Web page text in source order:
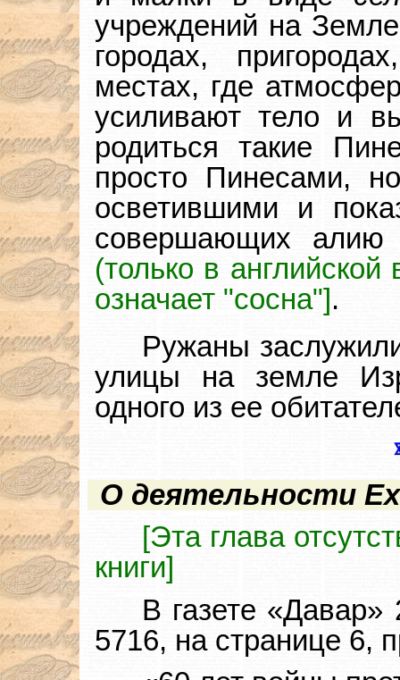
учреждений на
городах,
местах, где
усиливают тело и
родиться такие
просто Пинесами,
осветившими и
совершающих
(только в
означает "сосна"].
Ружаны
улицы на земле
одного из ее
О деятельности
[Эта глава
книги]
В газете «Давар»
5716, на странице 6,